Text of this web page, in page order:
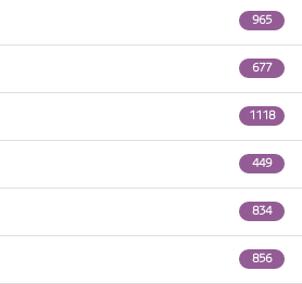
965
677
1118
449
834
856